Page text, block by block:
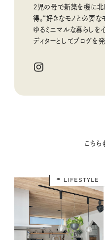
２児の母で新築を機に
得。“好きなモノと必要
ゆるミニマルな暮らしを
ディターとしてブログを発
こちら
LIFESTYLE